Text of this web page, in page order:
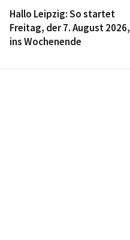
Hallo Leipzig: So startet
Freitag, der 7. August 2026,
ins Wochenende